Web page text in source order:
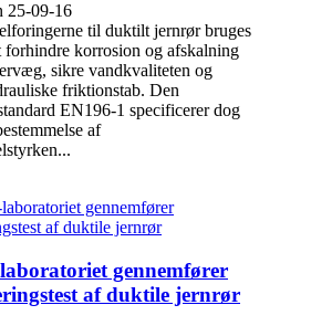
25-09-16
til duktilt jernrør bruges
korrosion og afskalning
sikre vandkvaliteten og
friktionstab. Den
EN196-1 specificerer dog
af
gennemfører
af duktile jernrør